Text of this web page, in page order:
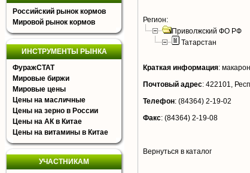
Российский рынок кормов
Мировой рынок кормов
ИНСТРУМЕНТЫ РЫНКА
ФуражСТАТ
Мировые биржи
Мировые цены
Цены на масличные
Цены на зерно в России
Цены на АК в Китае
Цены на витамины в Китае
УЧАСТНИКАМ
Регион:
Приволжский ФО РФ
Татарстан
Краткая информация:
Почтовый адрес: 422101,
Телефон: (84364) 2-19-02
Факс: (84364) 2-19-08
Вернуться в каталог